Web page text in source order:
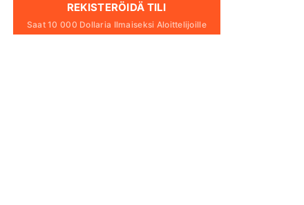
REKISTERÖIDÄ TILI
Saat 10 000 Dollaria Ilmaiseksi Aloittelijoille